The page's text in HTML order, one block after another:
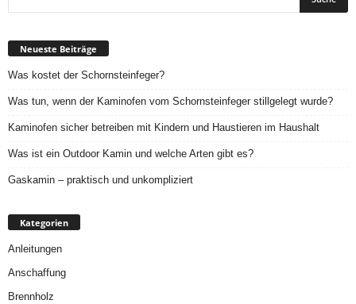
Neueste Beiträge
Was kostet der Schornsteinfeger?
Was tun, wenn der Kaminofen vom Schornsteinfeger stillgelegt wurde?
Kaminofen sicher betreiben mit Kindern und Haustieren im Haushalt
Was ist ein Outdoor Kamin und welche Arten gibt es?
Gaskamin – praktisch und unkompliziert
Kategorien
Anleitungen
Anschaffung
Brennholz